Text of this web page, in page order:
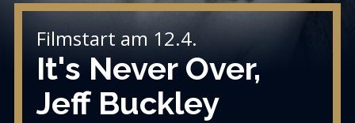
Filmstart am 12.4.
It's Never Over,
Jeff Buckley